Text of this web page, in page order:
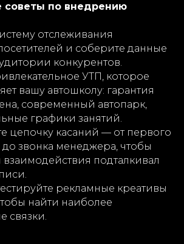
советы по внедрению
отслеживания
и соберите данные
конкурентов.
УТП, которое
вашу автошколу: гарантия
современный автопарк,
графики занятий.
цепочку касаний — от первого
звонка менеджера, чтобы
взаимодействия подталкивал
рекламные креативы
найти наиболее
связки.